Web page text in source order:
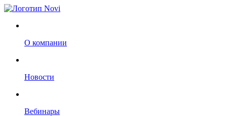
О компании
Новости
Вебинары